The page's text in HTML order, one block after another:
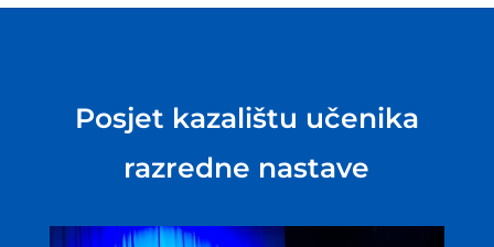
Posjet kazalištu učenika
razredne nastave